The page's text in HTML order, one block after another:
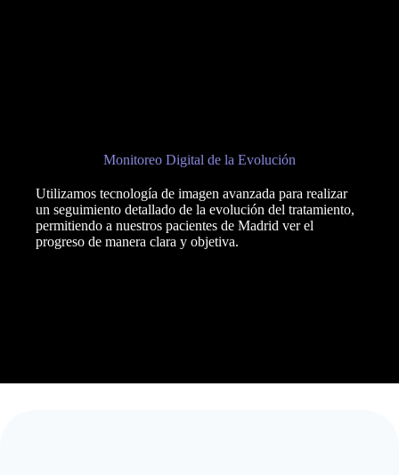
Monitoreo Digital de la Evolución
Utilizamos tecnología de imagen avanzada para realizar
un seguimiento detallado de la evolución del tratamiento,
permitiendo a nuestros pacientes de Madrid ver el
progreso de manera clara y objetiva.